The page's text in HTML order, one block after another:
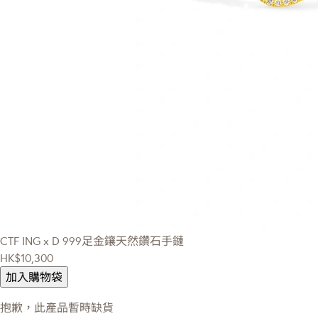
CTF ING x D 999足金鑲天然鑽石手鏈
HK$10,300
加入購物袋
抱歉，此產品暫時缺貨